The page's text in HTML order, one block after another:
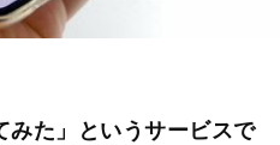
みた」というサービスで